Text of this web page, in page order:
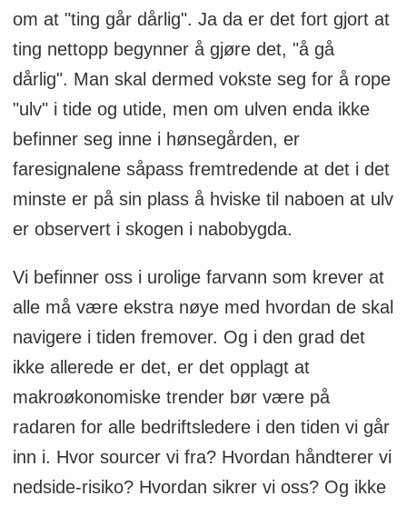
om at "ting går dårlig". Ja da er det fort gjort at
ting nettopp begynner å gjøre det, "å gå
dårlig". Man skal dermed vokste seg for å rope
"ulv" i tide og utide, men om ulven enda ikke
befinner seg inne i hønsegården, er
faresignalene såpass fremtredende at det i det
minste er på sin plass å hviske til naboen at ulv
er observert i skogen i nabobygda.
Vi befinner oss i urolige farvann som krever at
alle må være ekstra nøye med hvordan de skal
navigere i tiden fremover. Og i den grad det
ikke allerede er det, er det opplagt at
makroøkonomiske trender bør være på
radaren for alle bedriftsledere i den tiden vi går
inn i. Hvor sourcer vi fra? Hvordan håndterer vi
nedside-risiko? Hvordan sikrer vi oss? Og ikke